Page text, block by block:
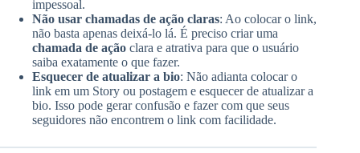
impessoal.
Não usar chamadas de ação claras: Ao colocar o link,
não basta apenas deixá-lo lá. É preciso criar uma
chamada de ação clara e atrativa para que o usuário
saiba exatamente o que fazer.
Esquecer de atualizar a bio: Não adianta colocar o
link em um Story ou postagem e esquecer de atualizar a
bio. Isso pode gerar confusão e fazer com que seus
seguidores não encontrem o link com facilidade.